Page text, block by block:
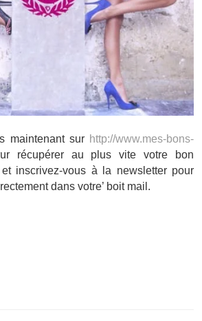
maintenant sur http://www.mes-bons-
récupérer au plus vite votre bon
inscrivez-vous à la newsletter pour
dans votre’ boit mail.